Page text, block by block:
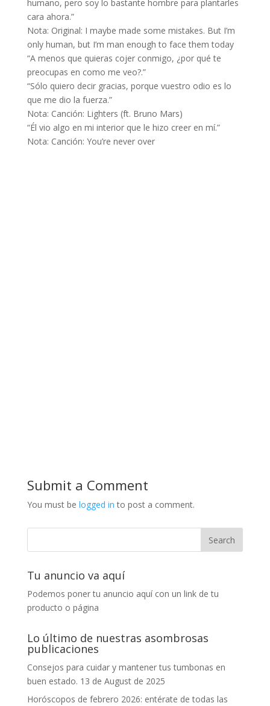
humano, pero soy lo bastante hombre para plantarles
cara ahora.”
Nota: Original: I maybe made some mistakes. But I’m
only human, but I’m man enough to face them today
“A menos que quieras cojer conmigo, ¿por qué te
preocupas en como me veo?.”
“Sólo quiero decir gracias, porque vuestro odio es lo
que me dio la fuerza.”
Nota: Canción: Lighters (ft. Bruno Mars)
“Él vio algo en mi interior que le hizo creer en mí.”
Nota: Canción: You’re never over
Submit a Comment
You must be logged in to post a comment.
Tu anuncio va aquí
Podemos poner tu anuncio aquí con un link de tu
producto o página
Lo último de nuestras asombrosas
publicaciones
Consejos para cuidar y mantener tus tumbonas en
buen estado. 13 de August de 2025
Horóscopos de febrero 2026: entérate de todas las